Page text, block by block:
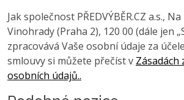
Jak společnost PŘEDVÝBĚR.CZ a.s.,
Vinohrady (Praha 2), 120 00 (dále jen
zpracovává Vaše osobní údaje za
smlouvy si můžete přečíst v Zásadách
osobních údajů..